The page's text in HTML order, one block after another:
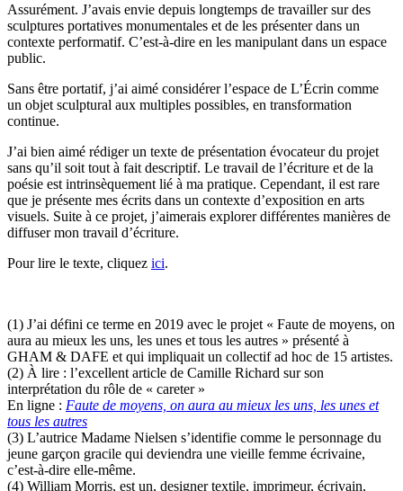
Assurément. J’avais envie depuis longtemps de travailler sur des
sculptures portatives monumentales et de les présenter dans un
contexte performatif. C’est-à-dire en les manipulant dans un espace
public.
Sans être portatif, j’ai aimé considérer l’espace de L’Écrin comme
un objet sculptural aux multiples possibles, en transformation
continue.
J’ai bien aimé rédiger un texte de présentation évocateur du projet
sans qu’il soit tout à fait descriptif. Le travail de l’écriture et de la
poésie est intrinsèquement lié à ma pratique. Cependant, il est rare
que je présente mes écrits dans un contexte d’exposition en arts
visuels. Suite à ce projet, j’aimerais explorer différentes manières de
diffuser mon travail d’écriture.
Pour lire le texte, cliquez ici.
(1) J’ai défini ce terme en 2019 avec le projet « Faute de moyens, on
aura au mieux les uns, les unes et tous les autres » présenté à
GHAM & DAFE et qui impliquait un collectif ad hoc de 15 artistes.
(2) À lire : l’excellent article de Camille Richard sur son
interprétation du rôle de « careter »
En ligne : Faute de moyens, on aura au mieux les uns, les unes et
tous les autres
(3) L’autrice Madame Nielsen s’identifie comme le personnage du
jeune garçon gracile qui deviendra une vieille femme écrivaine,
c’est-à-dire elle-même.
(4) William Morris, est un, designer textile, imprimeur, écrivain,